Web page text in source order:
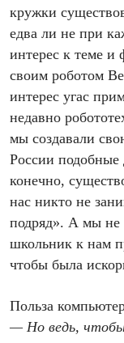
кружки
едва ли не при
интерес к теме и
своим роботом
интерес угас
недавно
мы создавали
России подобные
конечно,
нас никто не
подряд». А мы не
школьник к нам
чтобы была
Польза
— Но ведь, чтобы